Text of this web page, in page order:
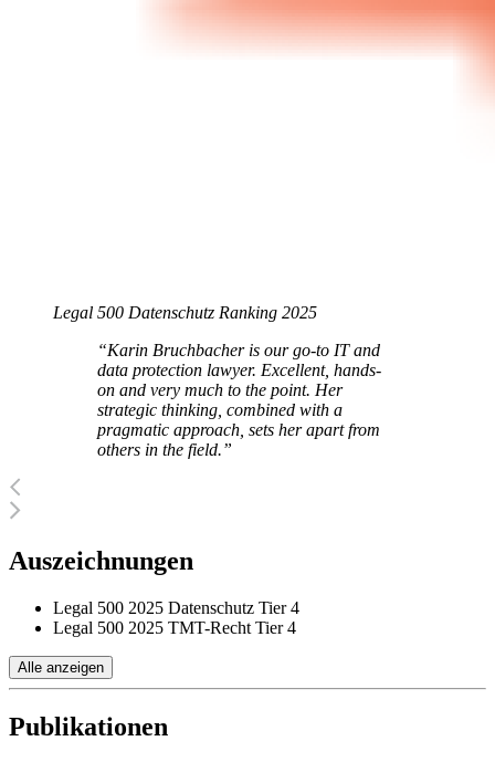
Legal 500 Datenschutz Ranking 2025
“Karin Bruchbacher is our go-to IT and
data protection lawyer. Excellent, hands-
on and very much to the point. Her
strategic thinking, combined with a
pragmatic approach, sets her apart from
others in the field.”
Auszeichnungen
Legal 500 2025 Datenschutz Tier 4
Legal 500 2025 TMT-Recht Tier 4
Alle anzeigen
Publikationen